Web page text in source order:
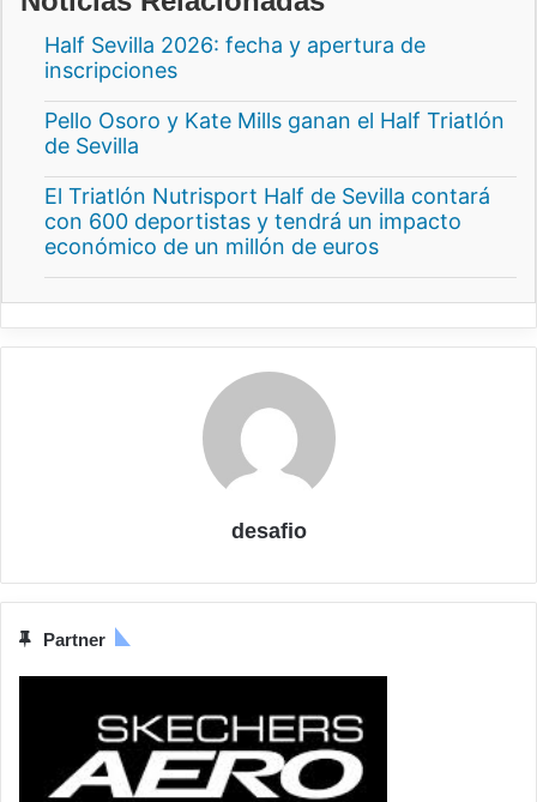
Half Sevilla 2026: fecha y apertura de
inscripciones
Pello Osoro y Kate Mills ganan el Half Triatlón
de Sevilla
El Triatlón Nutrisport Half de Sevilla contará
con 600 deportistas y tendrá un impacto
económico de un millón de euros
desafio
Partner